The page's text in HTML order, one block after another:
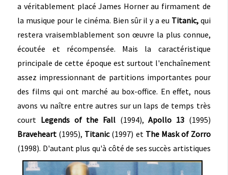
a véritablement placé James Horner au firmament de
la musique pour le cinéma. Bien sûr il y a eu Titanic, qui
restera vraisemblablement son œuvre la plus connue,
écoutée et récompensée. Mais la caractéristique
principale de cette époque est surtout l'enchaînement
assez impressionnant de partitions importantes pour
des films qui ont marché au box-office. En effet, nous
avons vu naître entre autres sur un laps de temps très
court Legends of the Fall (1994),Apollo 13 (1995)
Braveheart (1995), Titanic(1997) et The Mask of Zorro
(1998). D'autant plus qu'à côté de ses succès artistiques